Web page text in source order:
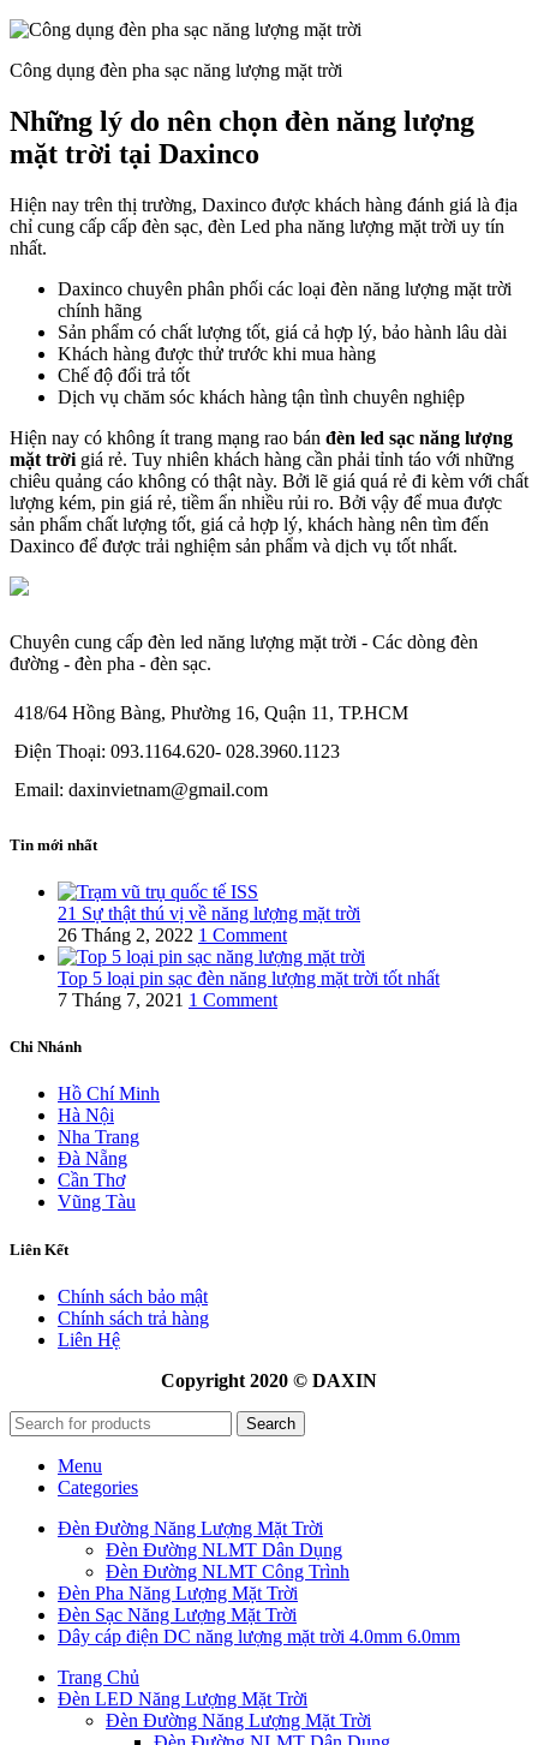
Công dụng đèn pha sạc năng lượng mặt trời
Những lý do nên chọn đèn năng lượng
mặt trời tại Daxinco
Hiện nay trên thị trường, Daxinco được khách hàng đánh giá là địa
chỉ cung cấp cấp đèn sạc, đèn Led pha năng lượng mặt trời uy tín
nhất.
Daxinco chuyên phân phối các loại đèn năng lượng mặt trời
chính hãng
Sản phẩm có chất lượng tốt, giá cả hợp lý, bảo hành lâu dài
Khách hàng được thử trước khi mua hàng
Chế độ đổi trả tốt
Dịch vụ chăm sóc khách hàng tận tình chuyên nghiệp
Hiện nay có không ít trang mạng rao bán đèn led sạc năng lượng
mặt trời giá rẻ. Tuy nhiên khách hàng cần phải tỉnh táo với những
chiêu quảng cáo không có thật này. Bởi lẽ giá quá rẻ đi kèm với chất
lượng kém, pin giá rẻ, tiềm ẩn nhiều rủi ro. Bởi vậy để mua được
sản phẩm chất lượng tốt, giá cả hợp lý, khách hàng nên tìm đến
Daxinco để được trải nghiệm sản phẩm và dịch vụ tốt nhất.
Chuyên cung cấp đèn led năng lượng mặt trời - Các dòng đèn
đường - đèn pha - đèn sạc.
418/64 Hồng Bàng, Phường 16, Quận 11, TP.HCM
Điện Thoại: 093.1164.620- 028.3960.1123
Email: daxinvietnam@gmail.com
Tin mới nhất
21 Sự thật thú vị về năng lượng mặt trời
26 Tháng 2, 2022 1 Comment
Top 5 loại pin sạc đèn năng lượng mặt trời tốt nhất
7 Tháng 7, 2021 1 Comment
Chi Nhánh
Hồ Chí Minh
Hà Nội
Nha Trang
Đà Nẵng
Cần Thơ
Vũng Tàu
Liên Kết
Chính sách bảo mật
Chính sách trả hàng
Liên Hệ
Copyright 2020 © DAXIN
Search
Menu
Categories
Đèn Đường Năng Lượng Mặt Trời
Đèn Đường NLMT Dân Dụng
Đèn Đường NLMT Công Trình
Đèn Pha Năng Lượng Mặt Trời
Đèn Sạc Năng Lượng Mặt Trời
Dây cáp điện DC năng lượng mặt trời 4.0mm 6.0mm
Trang Chủ
Đèn LED Năng Lượng Mặt Trời
Đèn Đường Năng Lượng Mặt Trời